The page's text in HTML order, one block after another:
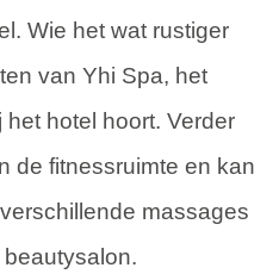
Wie het wat rustiger
van Yhi Spa, het
hotel hoort. Verder
de fitnessruimte en kan
massages